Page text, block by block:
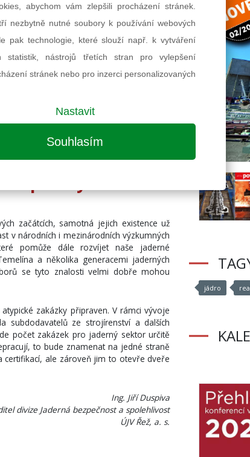
modulární reaktory explicitně zastoupeny,
prvních konceptů. Dnes, kdy první
že příští aktualizace české energetické
pojednávat. Střední a menší reaktory
které při nenadálých odstávkách
by obecně neměl představovat více než
bloky kategorie MMR za prvek pro
mohou mít malé reaktory své specifické
Příkladem mohou být hutě,
vlastností MMR nelze opomíjet také
Těmi může být i zapojování nových
nebo snaha o využití lokalit po jiných
důvodů nevešly.
průmysl i
začátcích, samotná jejich existence už
v národních i mezinárodních výzkumných
pomůže dále rozvíjet naše jaderné
a několika generacemi jaderných
se tyto znalosti velmi dobře mohou
zakázky připraven. V rámci vývoje
subdodavatelů ze strojírenství a dalších
počet zakázek pro jaderný sektor určitě
to bude znamenat na jedné straně
certifikací, ale zároveň jim to otevře dveře
Ing. Jiří Duspiva
divize Jaderná bezpečnost a spolehlivost
ÚJV Řež, a. s.
jádro
abychom vám zlepšili procházení stránek.
nezbytně nutné soubory k používání webových
pak technologie, které slouží např. k vytváření
statistik, nástrojů třetích stran pro vylepšení
stránek nebo pro inzerci personalizovaných
Nastavit
Souhlasím